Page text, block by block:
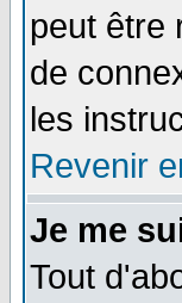
peut être
de
les
Revenir
Je me
Tout